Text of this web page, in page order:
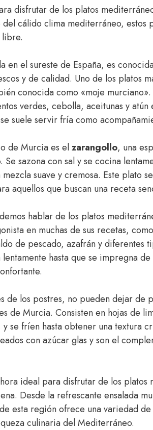
disfrutar de los platos
del cálido clima mediterráneo, estos
en el sureste de España, es
y de calidad. Uno de los platos
conocida como «moje murciano».
verdes, cebolla, aceitunas y
suele servir fría como
de Murcia es elzarangollo, una
Se sazona con sal y se cocina
mezcla suave y cremosa. Este plato
aquellos que buscan una receta
hablar de los platos
en muchas de sus recetas,
de pescado, azafrán y diferentes
hasta que se impregna
de los postres, no pueden dejar de
de Murcia. Consisten en hojas de
y se fríen hasta obtener una textura
con azúcar glas y son el
ideal para disfrutar de los
Desde la refrescante ensalada
esta región ofrece una variedad
culinaria del Mediterráneo.